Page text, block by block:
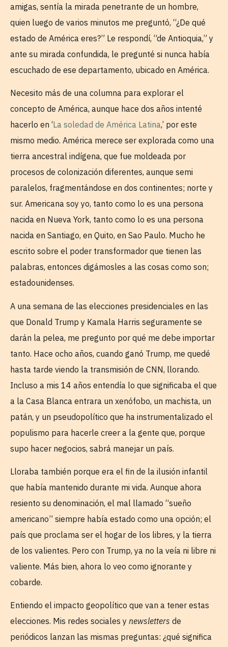
amigas, sentía la mirada penetrante de un hombre,
quien luego de varios minutos me preguntó, “¿De qué
estado de América eres?” Le respondí, “de Antioquia,” y
ante su mirada confundida, le pregunté si nunca había
escuchado de ese departamento, ubicado en América.
Necesito más de una columna para explorar el
concepto de América, aunque hace dos años intenté
hacerlo en ‘La soledad de América Latina,’ por este
mismo medio. América merece ser explorada como una
tierra ancestral indígena, que fue moldeada por
procesos de colonización diferentes, aunque semi
paralelos, fragmentándose en dos continentes; norte y
sur. Americana soy yo, tanto como lo es una persona
nacida en Nueva York, tanto como lo es una persona
nacida en Santiago, en Quito, en Sao Paulo. Mucho he
escrito sobre el poder transformador que tienen las
palabras, entonces digámosles a las cosas como son;
estadounidenses.
A una semana de las elecciones presidenciales en las
que Donald Trump y Kamala Harris seguramente se
darán la pelea, me pregunto por qué me debe importar
tanto. Hace ocho años, cuando ganó Trump, me quedé
hasta tarde viendo la transmisión de CNN, llorando.
Incluso a mis 14 años entendía lo que significaba el que
a la Casa Blanca entrara un xenófobo, un machista, un
patán, y un pseudopolítico que ha instrumentalizado el
populismo para hacerle creer a la gente que, porque
supo hacer negocios, sabrá manejar un país.
Lloraba también porque era el fin de la ilusión infantil
que había mantenido durante mi vida. Aunque ahora
resiento su denominación, el mal llamado “sueño
americano” siempre había estado como una opción; el
país que proclama ser el hogar de los libres, y la tierra
de los valientes. Pero con Trump, ya no la veía ni libre ni
valiente. Más bien, ahora lo veo como ignorante y
cobarde.
Entiendo el impacto geopolítico que van a tener estas
elecciones. Mis redes sociales y newsletters de
periódicos lanzan las mismas preguntas: ¿qué significa